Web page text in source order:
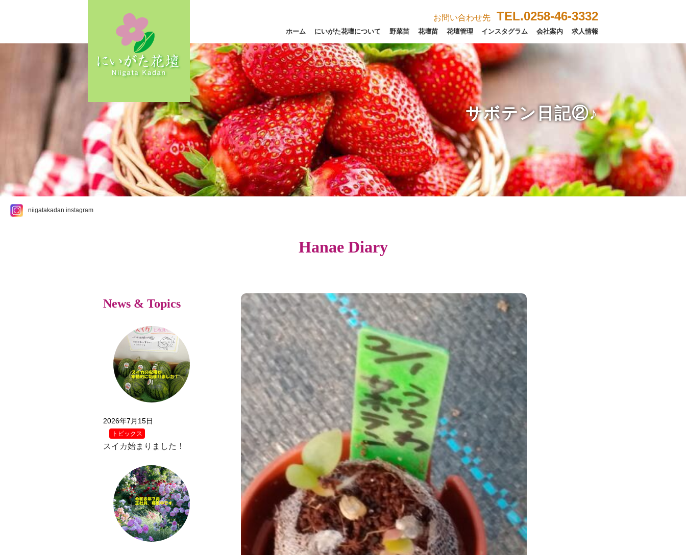
お問い合わせ先 TEL.0258-46-3332
ホーム にいがた花壇について 野菜苗 花壇苗 花壇管理 インスタグラム 会社案内 求人情報
サボテン日記②♪
Hanae Diary
niigatakadan instagram
News & Topics
2026年7月15日
トピックス
スイカ始まりました！